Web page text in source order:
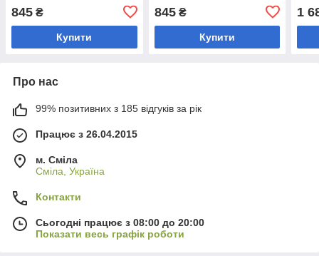
845 ₴
Купити
845₴
Купити
1
Про нас
99% позитивних з 185 відгуків за рік
Працює з 26.04.2015
м. Сміла
Сміла, Україна
Контакти
Сьогодні працює з 08:00 до 20:00
Показати весь графік роботи